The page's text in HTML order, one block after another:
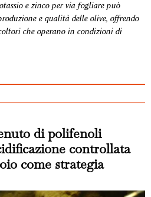
e zinco per via fogliare può
e qualità delle olive, offrendo
che operano in condizioni di
di polifenoli
controllata
come strategia